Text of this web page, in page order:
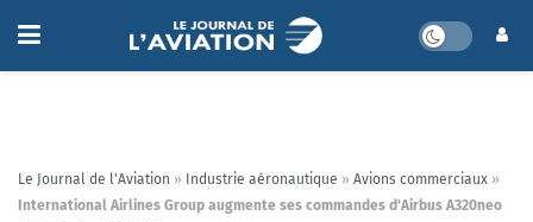
Le Journal de l'Aviation » Industrie aéronautique » Avions commerciaux »
International Airlines Group augmente ses commandes d’Airbus A320neo